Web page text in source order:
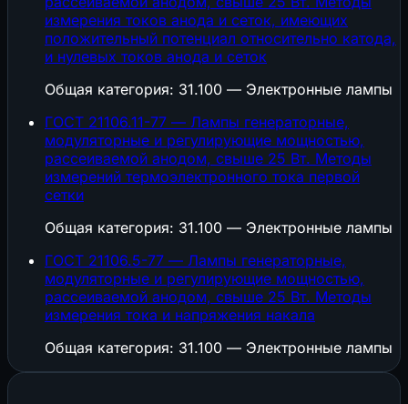
измерения токов анода и сеток, имеющих
положительный потенциал относительно катода,
и нулевых токов анода и сеток
Общая категория: 31.100 — Электронные лампы
ГОСТ 21106.11-77 — Лампы генераторные,
модуляторные и регулирующие мощностью,
рассеиваемой анодом, свыше 25 Вт. Методы
измерений термоэлектронного тока первой
сетки
Общая категория: 31.100 — Электронные лампы
ГОСТ 21106.5-77 — Лампы генераторные,
модуляторные и регулирующие мощностью,
рассеиваемой анодом, свыше 25 Вт. Методы
измерения тока и напряжения накала
Общая категория: 31.100 — Электронные лампы